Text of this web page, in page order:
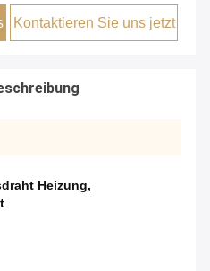
Kontaktieren Sie uns jetzt
Heizung,